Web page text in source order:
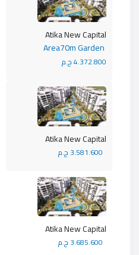
Atika New Capital
4.372.800 ج.م
Atika New Capital
Atika New Capital